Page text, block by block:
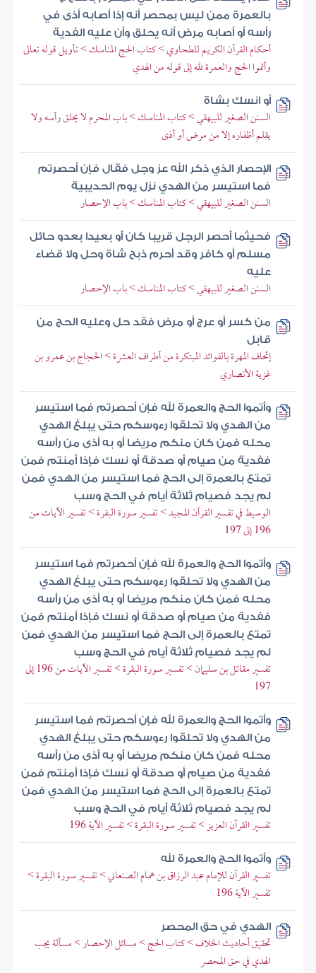
بالعمرة ممن ليس بمحصر أنه إذا أصابه أذى في
رأسه أو أصابه مرض أنه يحلق وأن عليه الفدية
أحكام القرآن الكريم للطحاوي > كتاب الحج المناسك > تأويل قوله تعالى
وأتموا الحج والعمرة لله إلى قوله من الهدي
أو انسك بشاة
السنن الصغير للبيهقي > كتاب المناسك > باب المحرم لا يحلق رأسه ولا
يقلم أظفاره إلا من مرض أو أذى
الإحصار الذي ذكر الله عز وجل فقال فإن أحصرتم
فما استيسر من الهدي نزل يوم الحديبية
السنن الصغير للبيهقي > كتاب المناسك > باب الإحصار
فحيثما أحصر الرجل قريبا كان أو بعيدا بعدو حائل
مسلم أو كافر وقد أحرم ذبح شاة وحل ولا قضاء
عليه
السنن الصغير للبيهقي > كتاب المناسك > باب الإحصار
من كسر أو عرج أو مرض فقد حل وعليه الحج من
قابل
إتحاف المهرة بالفوائد المبتكرة من أطراف العشرة > الحجاج بن عمرو بن
غزية الأنصاري
وأتموا الحج والعمرة لله فإن أحصرتم فما استيسر
من الهدي ولا تحلقوا رءوسكم حتى يبلغ الهدي
محله فمن كان منكم مريضا أو به أذى من رأسه
ففدية من صيام أو صدقة أو نسك فإذا أمنتم فمن
تمتع بالعمرة إلى الحج فما استيسر من الهدي فمن
لم يجد فصيام ثلاثة أيام في الحج وسب
الوسيط في تفسير القرآن المجيد > تفسير سورة البقرة > تفسير الآيات من
196 إلى 197
وأتموا الحج والعمرة لله فإن أحصرتم فما استيسر
من الهدي ولا تحلقوا رءوسكم حتى يبلغ الهدي
محله فمن كان منكم مريضا أو به أذى من رأسه
ففدية من صيام أو صدقة أو نسك فإذا أمنتم فمن
تمتع بالعمرة إلى الحج فما استيسر من الهدي فمن
لم يجد فصيام ثلاثة أيام في الحج وسب
تفسير مقاتل بن سليمان > تفسير سورة البقرة > تفسير الآيات من 196 إلى
197
وأتموا الحج والعمرة لله فإن أحصرتم فما استيسر
من الهدي ولا تحلقوا رءوسكم حتى يبلغ الهدي
محله فمن كان منكم مريضا أو به أذى من رأسه
ففدية من صيام أو صدقة أو نسك فإذا أمنتم فمن
تمتع بالعمرة إلى الحج فما استيسر من الهدي فمن
لم يجد فصيام ثلاثة أيام في الحج وسب
تفسير القرآن العزيز > تفسير سورة البقرة > تفسير الآية 196
وأتموا الحج والعمرة لله
تفسير القرآن للإمام عبد الرزاق بن همام الصنعاني > تفسير سورة البقرة >
تفسير الآية 196
الهدي في حق المحصر
تحقيق أحاديث الخلاف > كتاب الحج > مسائل الإحصار > مسألة يجب
الهدي في حق المحصر